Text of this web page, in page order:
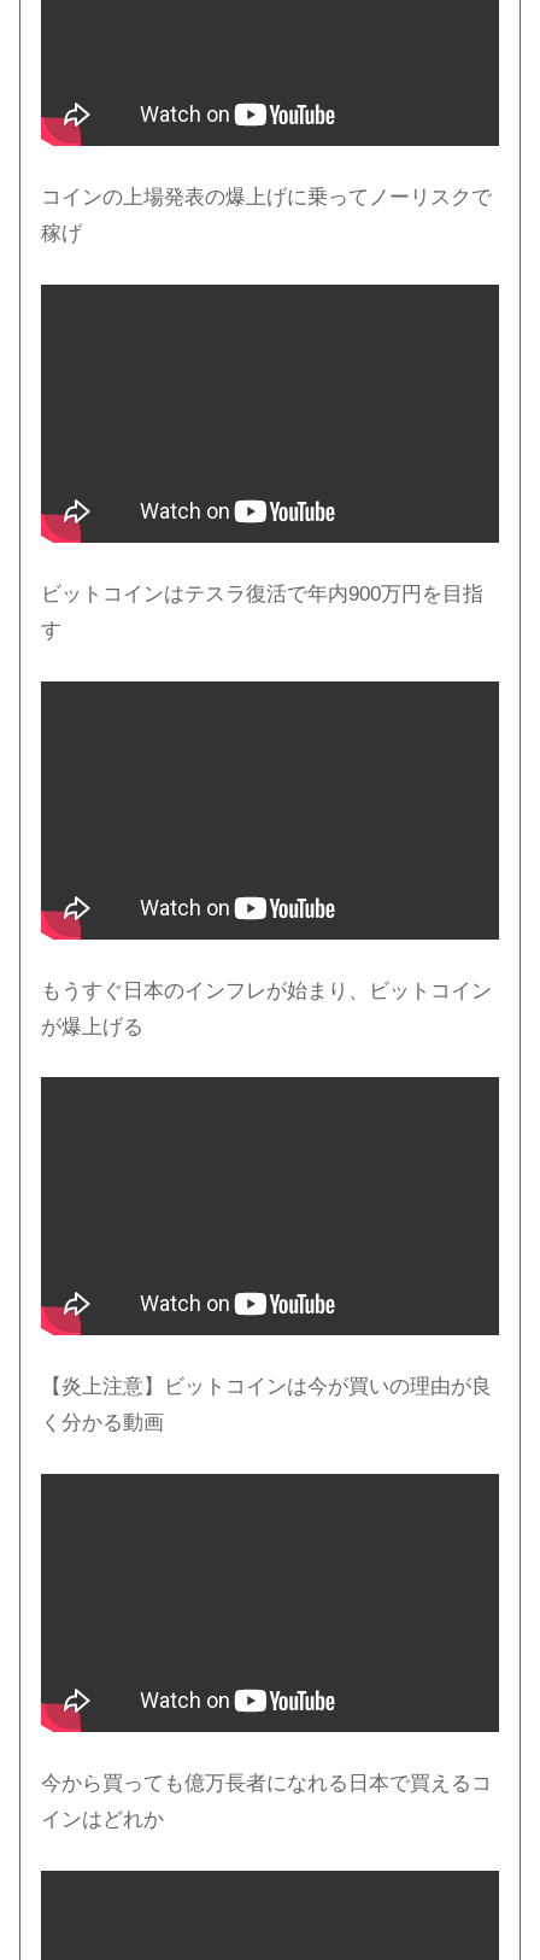
コインの上場発表の爆上げに乗ってノーリスクで
稼げ
ビットコインはテスラ復活で年内900万円を目指
す
もうすぐ日本のインフレが始まり、ビットコイン
が爆上げる
【炎上注意】ビットコインは今が買いの理由が良
く分かる動画
今から買っても億万長者になれる日本で買えるコ
インはどれか